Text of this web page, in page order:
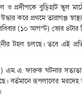
ও প্রদীপকে বুড়িহাট স্কুল
করে প্রথমে তারাগঞ্জ
(১০ আগস্ট) ভোর ৪টার
টহল চলছে। তবে এই
এম.এ. ফারুক ঘটনার
বর্তমানে রূপলালের